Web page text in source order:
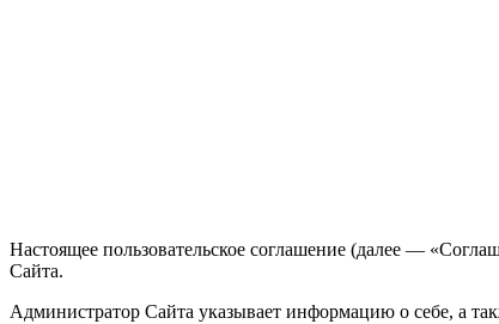
Настоящее пользовательское соглашение (далее —
Сайта.
Администратор Сайта указывает информацию о себе, а